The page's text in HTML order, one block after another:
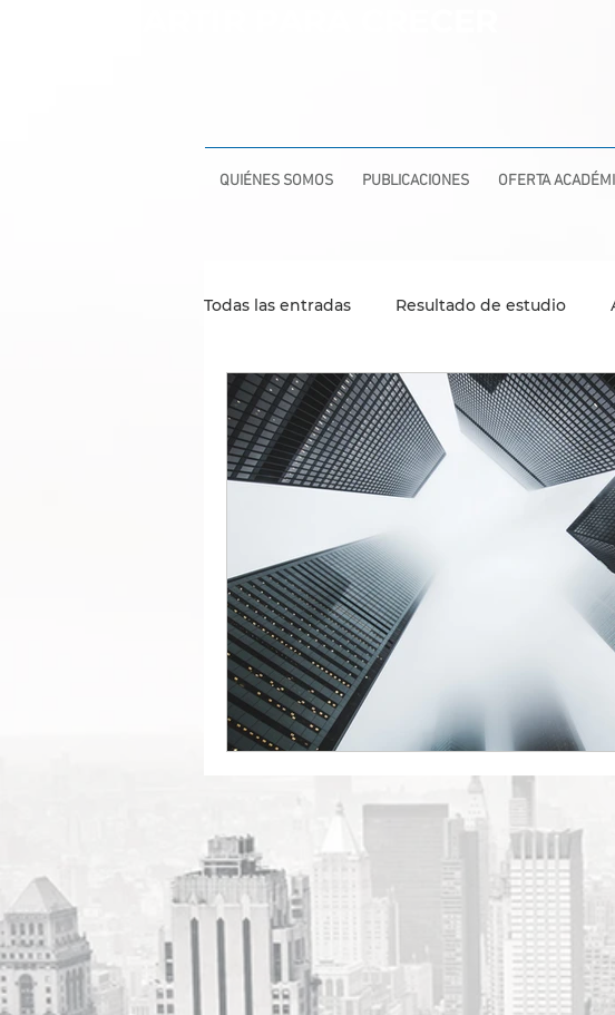
QUIÉNES SOMOS PUBLICACIONES OFERTA
Todas las entradas Resultado de estudio
Evaluación y compensación Gobierno